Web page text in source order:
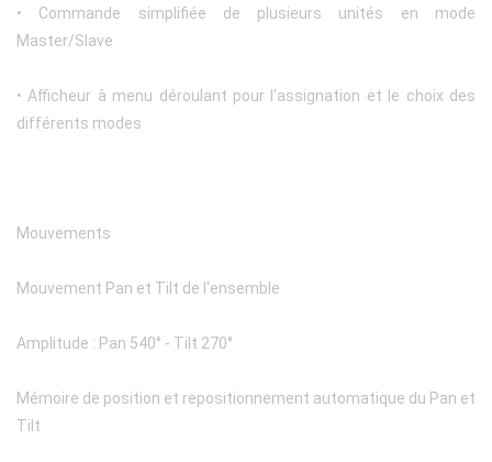
• Commande simplifiée de plusieurs unités en mode
Master/Slave
• Afficheur à menu déroulant pour l'assignation et le choix des
différents modes
Mouvements
Mouvement Pan et Tilt de l'ensemble
Amplitude : Pan 540° - Tilt 270°
Mémoire de position et repositionnement automatique du Pan et
Tilt